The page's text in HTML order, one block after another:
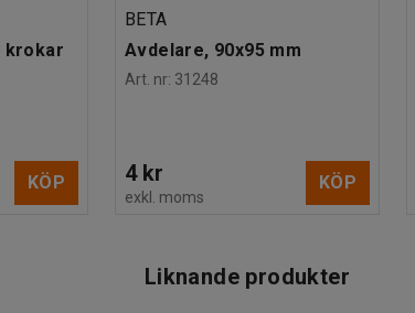
krokar
KÖP
BETA
Avdelare, 90x95 mm
Art. nr: 31248
4 kr
exkl. moms
KÖP
Liknande produkter